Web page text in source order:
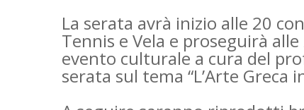
La serata avrà inizio alle 20
Tennis e Vela e proseguirà
evento culturale a cura del
serata sul tema “L’Arte Greca